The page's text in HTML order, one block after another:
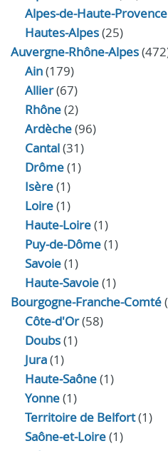
Alpes-de-Haute-Provence
Hautes-Alpes(25)
Auvergne-Rhône-Alpes
Ain(179)
Allier(67)
Rhône(2)
Ardèche(96)
Cantal(31)
Drôme(1)
Isère(1)
Loire(1)
Haute-Loire(1)
Puy-de-Dôme(1)
Savoie(1)
Haute-Savoie(1)
Bourgogne-Franche-Comté
Côte-d'Or(58)
Doubs(1)
Jura(1)
Haute‑Saône(1)
Yonne(1)
Territoire de Belfort(1)
Saône-et-Loire(1)